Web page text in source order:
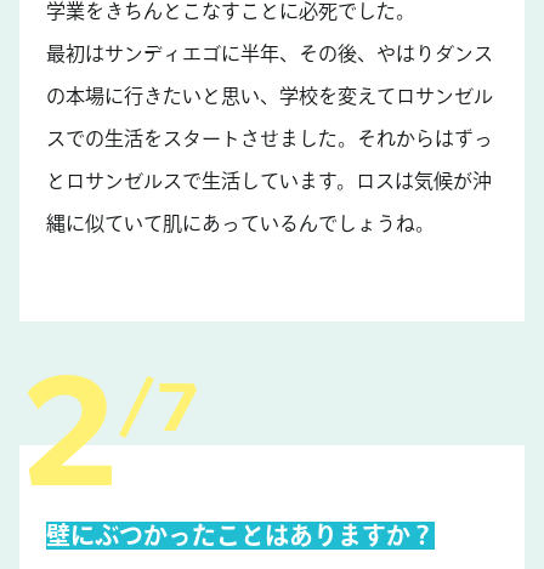
学業をきちんとこなすことに必死でした。
最初はサンディエゴに半年、その後、やはりダンス
の本場に行きたいと思い、学校を変えてロサンゼル
スでの生活をスタートさせました。それからはずっ
とロサンゼルスで生活しています。ロスは気候が沖
縄に似ていて肌にあっているんでしょうね。
7
壁にぶつかったことはありますか？